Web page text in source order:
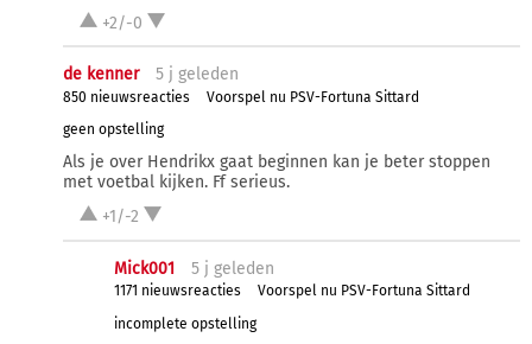
+2/-0
de kenner 5 j geleden
850 nieuwsreacties
Voorspel nu PSV-Fortuna Sittard
geen opstelling
Als je over Hendrikx gaat beginnen kan je beter stoppen
met voetbal kijken. Ff serieus.
+1/-2
Mick001 5 j geleden
1171 nieuwsreacties
Voorspel nu PSV-Fortuna Sittard
incomplete opstelling